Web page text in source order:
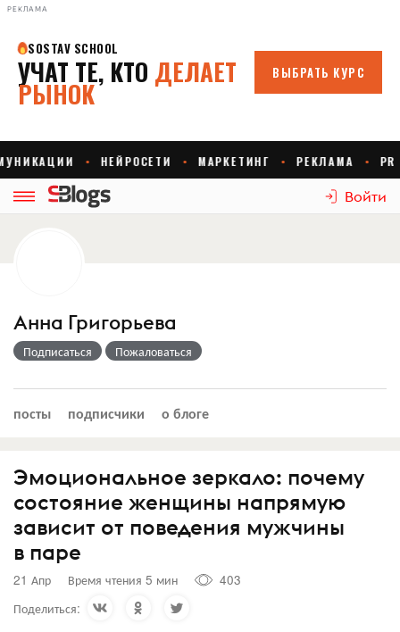
РЕКЛАМА
Войти
Анна Григорьева
Подписаться Пожаловаться
посты подписчики о блоге
Эмоциональное зеркало: почему
состояние женщины напрямую
зависит от поведения мужчины
в паре
21 Апр Время чтения 5 мин
403
Поделиться: